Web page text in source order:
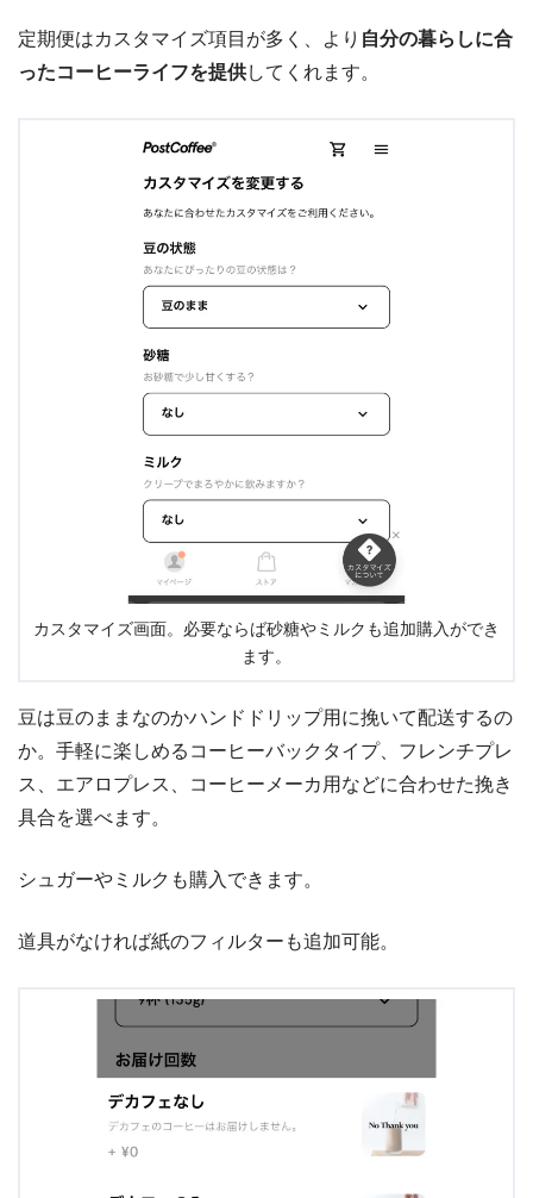
定期便はカスタマイズ項目が多く、より 自分の暮らしに合
ったコーヒーライフを提供してくれます。
カスタマイズ画面。必要ならば砂糖やミルクも追加購入ができ
ます。
豆は豆のままなのかハンドドリップ用に挽いて配送するの
か。手軽に楽しめるコーヒーバックタイプ、フレンチプレ
ス、エアロプレス、コーヒーメーカ用などに合わせた挽き
具合を選べます。
シュガーやミルクも購入できます。
道具がなければ紙のフィルターも追加可能。